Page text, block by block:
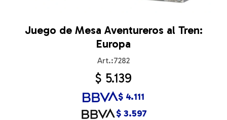
Juego de Mesa Aventureros al Tren:
Europa
7282
$ 5.139
$ 3.597
$ 4.111